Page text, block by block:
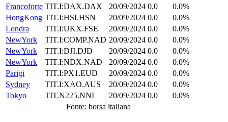
Francoforte TIT.I:DAX.DAX 20/09/2024 0.0
0.0%
HongKong TIT.I:HSI.HSN 20/09/2024 0.0
0.0%
Londra
TIT.I:UKX.FSE 20/09/2024 0.0
0.0%
NewYork
TIT.I:COMP.NAD 20/09/2024 0.0
0.0%
NewYork
TIT.I:DJI.DJD 20/09/2024 0.0
0.0%
NewYork
TIT.I:NDX.NAD 20/09/2024 0.0
0.0%
Parigi
TIT.I:PX1.EUD 20/09/2024 0.0
0.0%
Sydney
TIT.I:XAO.AUS 20/09/2024 0.0
0.0%
Tokyo
TIT.N225.NNI 20/09/2024 0.0
0.0%
Fonte: borsa italiana